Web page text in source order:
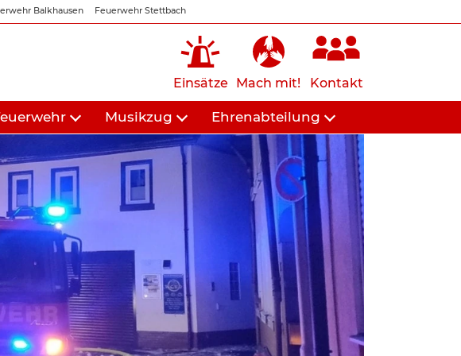
Balkhausen Feuerwehr Stettbach
Einsätze Mach mit! Kontakt
Musikzug Ehrenabteilung